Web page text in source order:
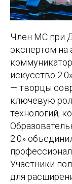
Член МС при
экспертом на
искусство
— творцы
ключевую
технологий,
2.0»
Участники
для